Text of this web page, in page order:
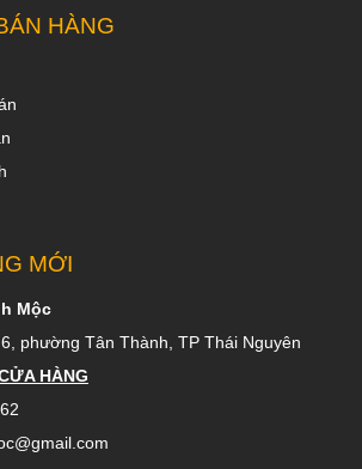
HÀNG
MỚI
Mộc
phường Tân Thành, TP Thái Nguyên
HÀNG